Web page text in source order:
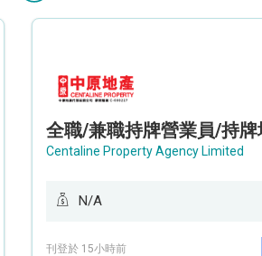
Centaline Property Agency Limited
N/A
刊登於 15小時前